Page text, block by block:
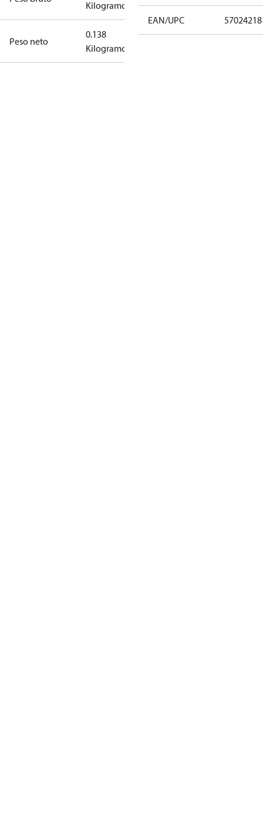
Kilogramo
Peso neto
0.138
Kilogramo
EAN/UPC